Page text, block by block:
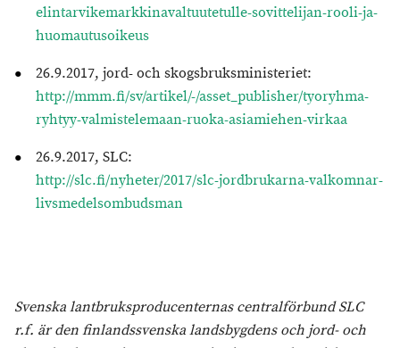
elintarvikemarkkinavaltuutetulle-sovittelijan-rooli-ja-
huomautusoikeus
26.9.2017, jord- och skogsbruksministeriet:
http://mmm.fi/sv/artikel/-/asset_publisher/tyoryhma-
ryhtyy-valmistelemaan-ruoka-asiamiehen-virkaa
26.9.2017, SLC:
http://slc.fi/nyheter/2017/slc-jordbrukarna-valkomnar-
livsmedelsombudsman
Svenska lantbruksproducenternas centralförbund SLC
r.f. är den finlandssvenska landsbygdens och jord- och